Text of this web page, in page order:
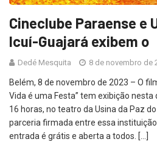
Cineclube Paraense e
Icuí-Guajará exibem o
Dedé Mesquita 8 de novembro de
Belém, 8 de novembro de 2023 – O
Vida é uma Festa” tem exibição
16 horas, no teatro da Usina da Paz
parceria firmada entre essa
entrada é grátis e aberta a todos. […]